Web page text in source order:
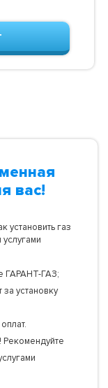
вас!
установить газ
ГАРАНТ-ГАЗ;
установку
Рекомендуйте